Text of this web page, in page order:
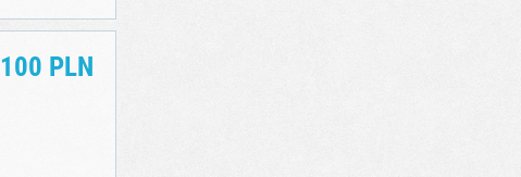
100 PLN